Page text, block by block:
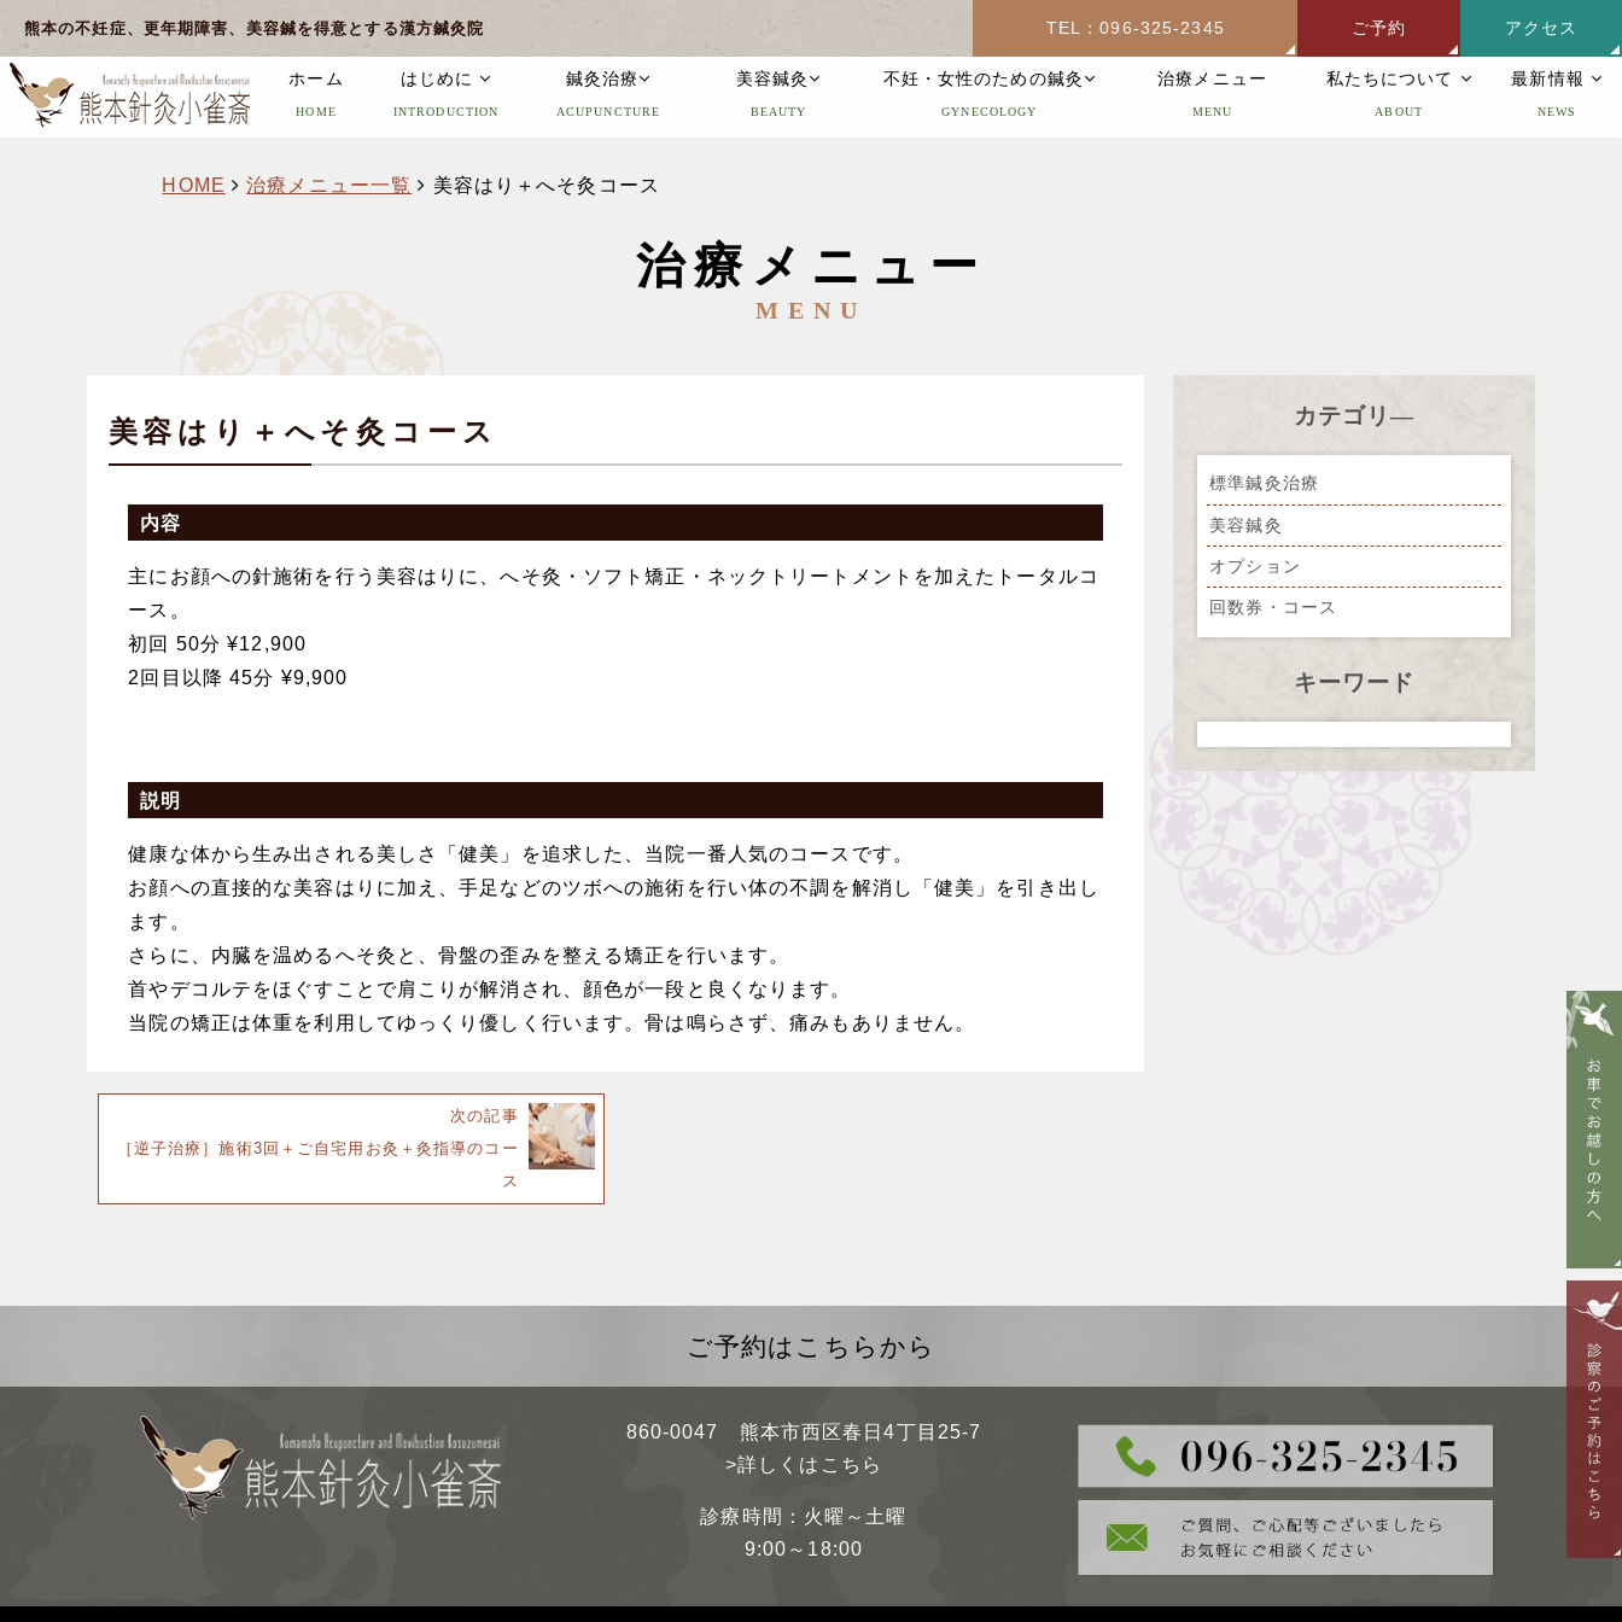
熊本の不妊症、更年期障害、美容鍼を得意とする漢方鍼灸院 TEL：096-325-2345 ご予約 アクセス
ホーム
HOME
はじめに
INTRODUCTION
鍼灸治療
ACUPUNCTURE
美容鍼灸
BEAUTY
不妊・女性のための鍼灸
GYNECOLOGY
治療メニュー
MENU
私たちについて
ABOUT
最新情報
NEWS
HOME 治療メニュー一覧 美容はり＋へそ灸コース
治療メニュー
MENU
美容はり＋へそ灸コース
内容
主にお顔への針施術を行う美容はりに、へそ灸・ソフト矯正・ネックトリートメントを加えたトータルコ
ース。
初回 50分 ¥12,900
2回目以降 45分 ¥9,900
説明
健康な体から生み出される美しさ「健美」を追求した、当院一番人気のコースです。
お顔への直接的な美容はりに加え、手足などのツボへの施術を行い体の不調を解消し「健美」を引き出し
ます。
さらに、内臓を温めるへそ灸と、骨盤の歪みを整える矯正を行います。
首やデコルテをほぐすことで肩こりが解消され、顔色が一段と良くなります。
当院の矯正は体重を利用してゆっくり優しく行います。骨は鳴らさず、痛みもありません。
次の記事
［逆子治療］施術3回＋ご自宅用お灸＋灸指導のコー
ス
カテゴリ―
標準鍼灸治療
美容鍼灸
オプション
回数券・コース
キーワード
ご予約はこちらから
860-0047 熊本市西区春日4丁目25-7
>詳しくはこちら
診療時間：火曜～土曜
9:00～18:00